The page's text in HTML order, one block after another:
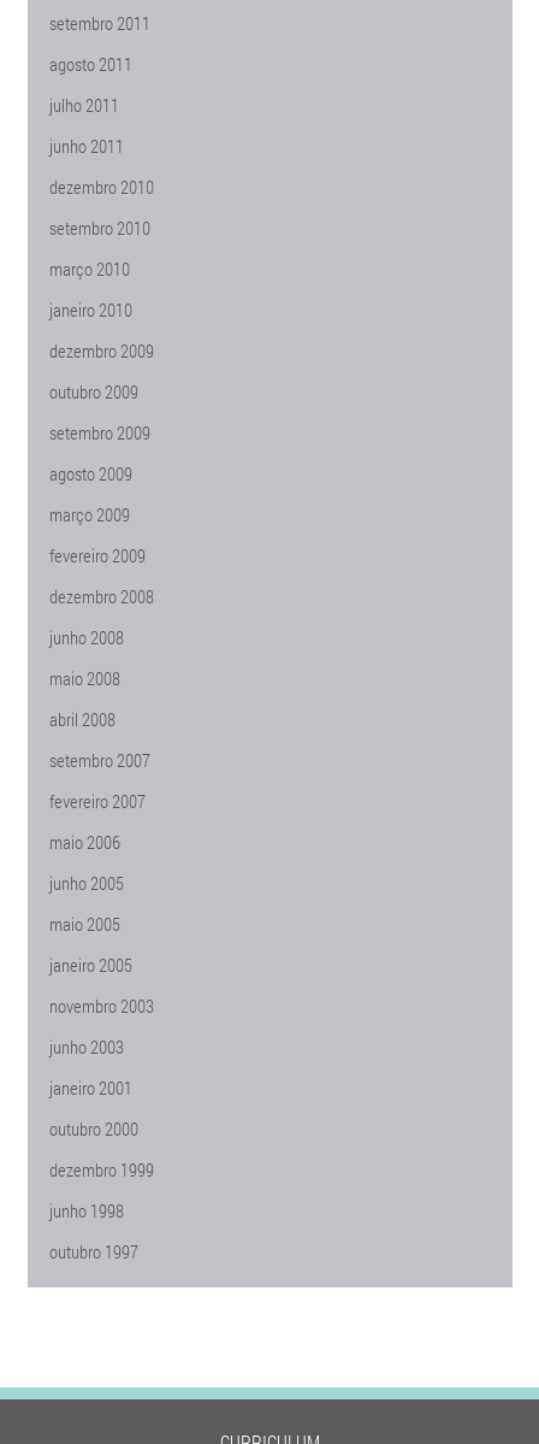
setembro 2011
agosto 2011
julho 2011
junho 2011
dezembro 2010
setembro 2010
março 2010
janeiro 2010
dezembro 2009
outubro 2009
setembro 2009
agosto 2009
março 2009
fevereiro 2009
dezembro 2008
junho 2008
maio 2008
abril 2008
setembro 2007
fevereiro 2007
maio 2006
junho 2005
maio 2005
janeiro 2005
novembro 2003
junho 2003
janeiro 2001
outubro 2000
dezembro 1999
junho 1998
outubro 1997